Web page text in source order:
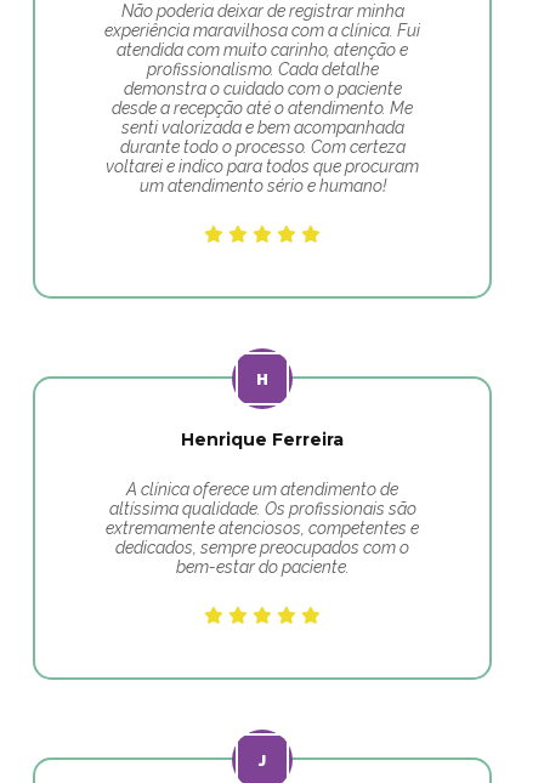
Não poderia deixar de registrar minha
experiência maravilhosa com a clínica. Fui
atendida com muito carinho, atenção e
profissionalismo. Cada detalhe
demonstra o cuidado com o paciente
desde a recepção até o atendimento. Me
senti valorizada e bem acompanhada
durante todo o processo. Com certeza
voltarei e indico para todos que procuram
um atendimento sério e humano!
Henrique Ferreira
A clínica oferece um atendimento de
altíssima qualidade. Os profissionais são
extremamente atenciosos, competentes e
dedicados, sempre preocupados com o
bem-estar do paciente.